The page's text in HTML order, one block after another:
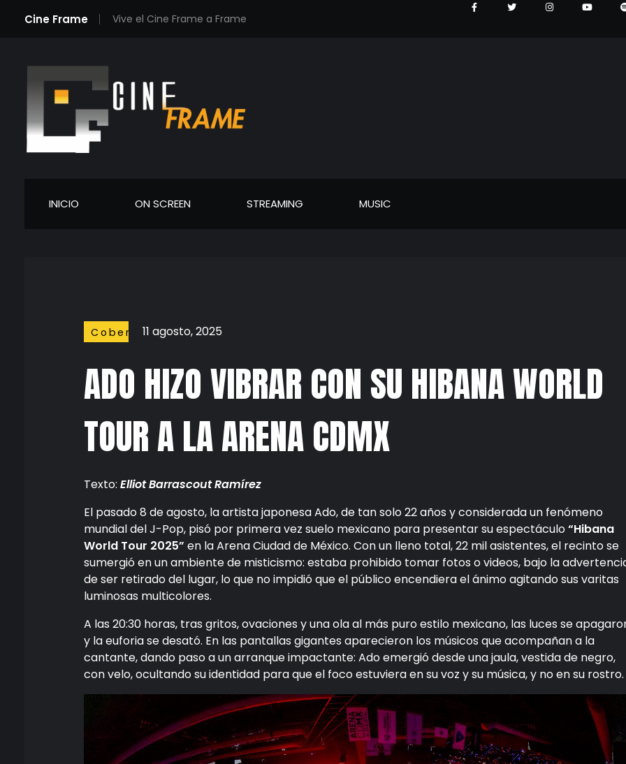
Cine Frame Vive el Cine Frame a Frame
INICIO ON SCREEN STREAMING MUSIC
ADO HIZO VIBRAR CON SU HIBANA WORLD
TOUR A LA ARENA CDMX
11 agosto, 2025
Coberturas
Texto: Elliot Barrascout Ramírez
El pasado 8 de agosto, la artista japonesa Ado, de tan solo 22 años y considerada un fenómeno
mundial del J-Pop, pisó por primera vez suelo mexicano para presentar su espectáculo“Hibana
World Tour 2025” en la Arena Ciudad de México. Con un lleno total, 22 mil asistentes, el recinto se
sumergió en un ambiente de misticismo: estaba prohibido tomar fotos o videos, bajo la
de ser retirado del lugar, lo que no impidió que el público encendiera el ánimo agitando sus varitas
luminosas multicolores.
A las 20:30 horas, tras gritos, ovaciones y una ola al más puro estilo mexicano, las luces se
y la euforia se desató. En las pantallas gigantes aparecieron los músicos que acompañan a la
cantante, dando paso a un arranque impactante: Ado emergió desde una jaula, vestida de negro,
con velo, ocultando su identidad para que el foco estuviera en su voz y su música, y no en su rostro.